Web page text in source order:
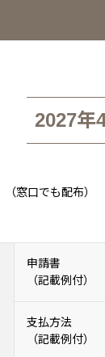
2027年
窓口でも配布）
申請書
（記載例付）
支払方法
（記載例付）